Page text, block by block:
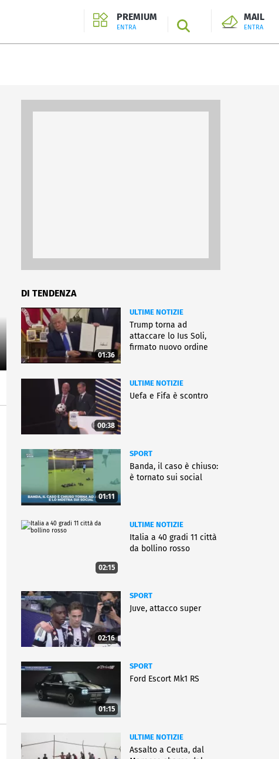
PREMIUM
ENTRA SEARCH
MAIL
ENTRA
DI TENDENZA
01:36
ULTIME NOTIZIE
Trump torna ad
attaccare lo Ius Soli,
firmato nuovo ordine
00:38
ULTIME NOTIZIE
Uefa e Fifa è scontro
01:11
SPORT
Banda, il caso è chiuso:
è tornato sui social
02:15
ULTIME NOTIZIE
Italia a 40 gradi 11 città
da bollino rosso
02:16
SPORT
Juve, attacco super
01:15
SPORT
Ford Escort Mk1 RS
ULTIME NOTIZIE
Assalto a Ceuta, dal